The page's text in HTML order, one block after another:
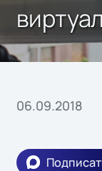
06.09.2018